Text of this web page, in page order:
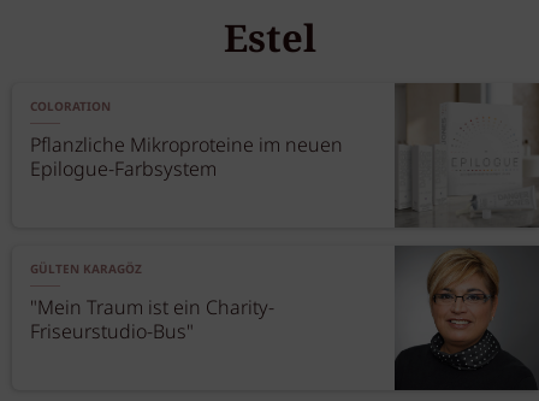
Estel
COLORATION
Pflanzliche Mikroproteine im neuen
Epilogue-Farbsystem
GÜLTEN KARAGÖZ
"Mein Traum ist ein Charity-
Friseurstudio-Bus"